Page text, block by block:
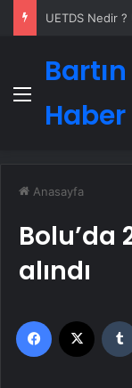
Menü
Haber
Anasayfa
alındı
Facebook